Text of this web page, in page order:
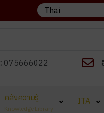
ปรัชญาวิทยาลัย "งานเด่น เรีย
075666022
คลังความรู้
Knowledge Library
ITA